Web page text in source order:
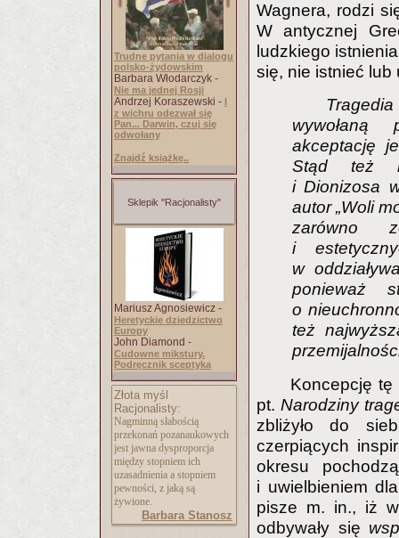
Trudne pytania w dialogu
polsko-żydowskim
Barbara Włodarczyk -
Nie ma jednej Rosji
Andrzej Koraszewski - I
z wichru odezwał się
Pan... Darwin, czuj się
odwołany
Znajdź książkę..
Sklepik "Racjonalisty"
Mariusz Agnosiewicz -
Heretyckie dziedzictwo
Europy
John Diamond -
Cudowne mikstury.
Podręcznik sceptyka
Złota myśl
Racjonalisty:
Nagminną słabością
przekonań pozanaukowych
jest jawna dysproporcja
między stopniem ich
uzasadnienia a stopniem
pewności, z jaką są
żywione.
Barbara Stanosz
Wagnera, rodzi
W antycznej
ludzkiego
się, nie istnieć
wywołaną
akceptację
Stąd też
i Dionizosa
autor „Woli
zarówno
i
w
ponieważ
o
też
Koncepcję tę
pt.Narodziny
zbliżyło do
czerpiących
okresu
i uwielbieniem
pisze m. in., iż w
odbywały się